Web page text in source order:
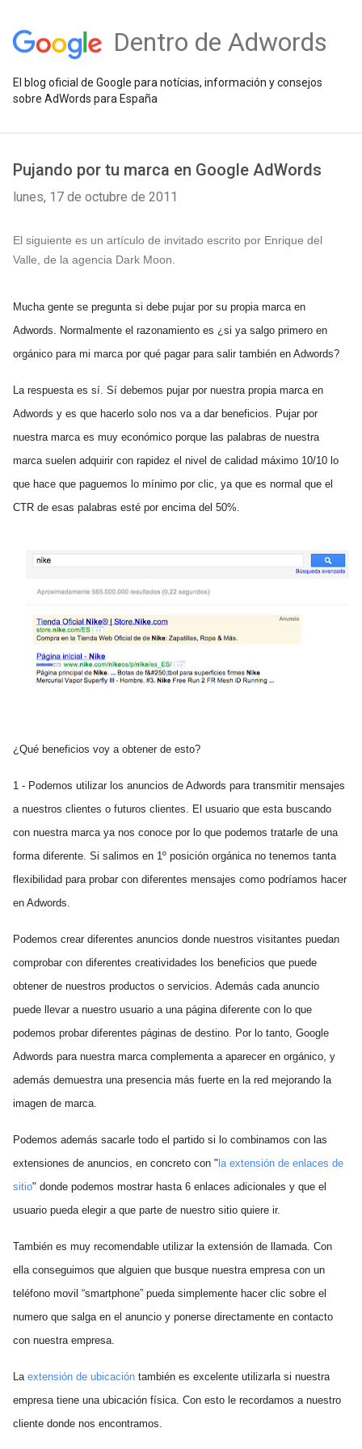
Dentro de Adwords
El blog oficial de Google para notícias, información y consejos
sobre AdWords para España
Pujando por tu marca en Google AdWords
lunes, 17 de octubre de 2011
El siguiente es un artículo de invitado escrito por Enrique del
Valle, de la agencia Dark Moon.
Mucha gente se pregunta si debe pujar por su propia marca en
Adwords. Normalmente el razonamiento es ¿si ya salgo primero en
orgánico para mi marca por qué pagar para salir también en Adwords?
La respuesta es sí. Sí debemos pujar por nuestra propia marca en
Adwords y es que hacerlo solo nos va a dar beneficios. Pujar por
nuestra marca es muy económico porque las palabras de nuestra
marca suelen adquirir con rapidez el nivel de calidad máximo 10/10 lo
que hace que paguemos lo mínimo por clic, ya que es normal que el
CTR de esas palabras esté por encima del 50%.
¿Qué beneficios voy a obtener de esto?
1 - Podemos utilizar los anuncios de Adwords para transmitir mensajes
a nuestros clientes o futuros clientes. El usuario que esta buscando
con nuestra marca ya nos conoce por lo que podemos tratarle de una
forma diferente. Si salimos en 1º posición orgánica no tenemos tanta
flexibilidad para probar con diferentes mensajes como podríamos hacer
en Adwords.
Podemos crear diferentes anuncios donde nuestros visitantes puedan
comprobar con diferentes creatividades los beneficios que puede
obtener de nuestros productos o servicios. Además cada anuncio
puede llevar a nuestro usuario a una página diferente con lo que
podemos probar diferentes páginas de destino. Por lo tanto, Google
Adwords para nuestra marca complementa a aparecer en orgánico, y
además demuestra una presencia más fuerte en la red mejorando la
imagen de marca.
Podemos además sacarle todo el partido si lo combinamos con las
extensiones de anuncios, en concreto con " la extensión de enlaces de
sitio" donde podemos mostrar hasta 6 enlaces adicionales y que el
usuario pueda elegir a que parte de nuestro sitio quiere ir.
También es muy recomendable utilizar la extensión de llamada. Con
ella conseguimos que alguien que busque nuestra empresa con un
teléfono movil “smartphone” pueda simplemente hacer clic sobre el
numero que salga en el anuncio y ponerse directamente en contacto
con nuestra empresa.
La extensión de ubicación también es excelente utilizarla si nuestra
empresa tiene una ubicación física. Con esto le recordamos a nuestro
cliente donde nos encontramos.